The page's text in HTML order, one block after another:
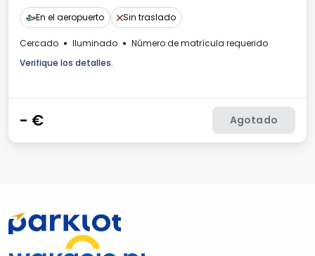
En el aeropuerto Sin traslado
Cercado Iluminado
Número de matrícula requerido
Verifique los detalles.
- € Agotado